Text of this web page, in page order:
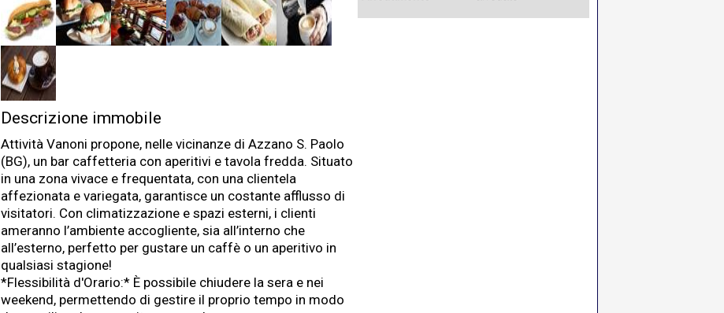
Descrizione immobile
Attività Vanoni propone, nelle vicinanze di Azzano S. Paolo
(BG), un bar caffetteria con aperitivi e tavola fredda. Situato
in una zona vivace e frequentata, con una clientela
affezionata e variegata, garantisce un costante afflusso di
visitatori. Con climatizzazione e spazi esterni, i clienti
ameranno l’ambiente accogliente, sia all’interno che
all’esterno, perfetto per gustare un caffè o un aperitivo in
qualsiasi stagione!
*Flessibilità d'Orario:* È possibile chiudere la sera e nei
weekend, permettendo di gestire il proprio tempo in modo